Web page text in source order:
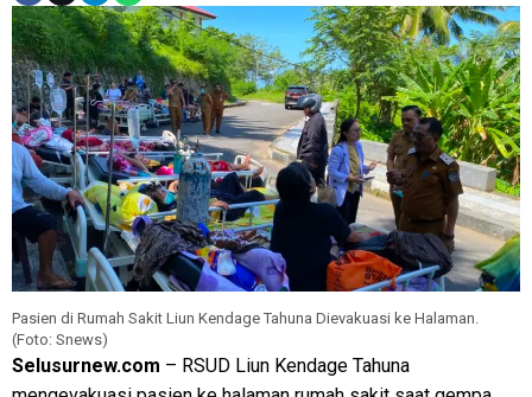
Pasien di Rumah Sakit Liun Kendage Tahuna Dievakuasi ke Halaman.
(Foto: Snews)
Selusurnew.com – RSUD Liun Kendage Tahuna